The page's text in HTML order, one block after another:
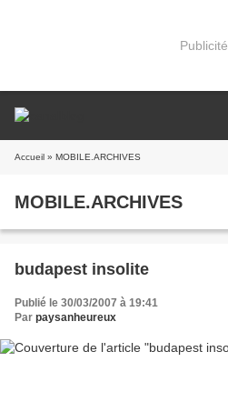
Publicité
Accueil » MOBILE.ARCHIVES
MOBILE.ARCHIVES
budapest insolite
Publié le 30/03/2007 à 19:41
Par paysanheureux